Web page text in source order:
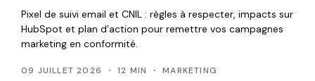
Pixel de suivi email et CNIL : règles à respecter, impacts sur
HubSpot et plan d’action pour remettre vos campagnes
marketing en conformité.
09 JUILLET 2026 12 MIN MARKETING